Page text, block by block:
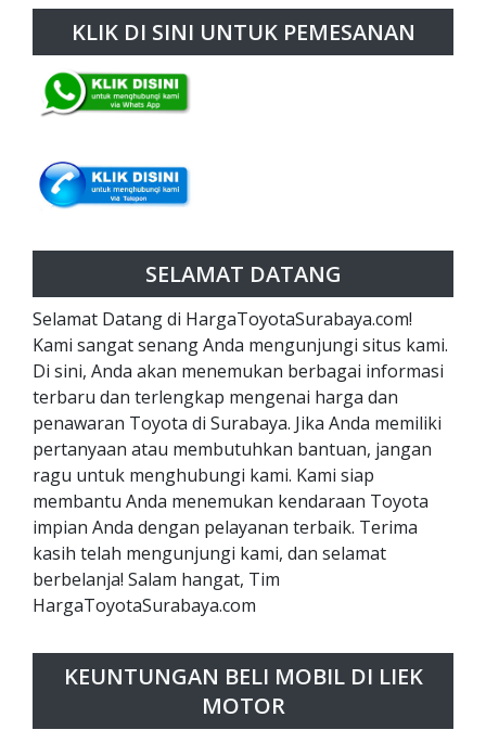
KLIK DI SINI UNTUK PEMESANAN
SELAMAT DATANG
Selamat Datang di HargaToyotaSurabaya.com!
Kami sangat senang Anda mengunjungi situs kami.
Di sini, Anda akan menemukan berbagai informasi
terbaru dan terlengkap mengenai harga dan
penawaran Toyota di Surabaya. Jika Anda memiliki
pertanyaan atau membutuhkan bantuan, jangan
ragu untuk menghubungi kami. Kami siap
membantu Anda menemukan kendaraan Toyota
impian Anda dengan pelayanan terbaik. Terima
kasih telah mengunjungi kami, dan selamat
berbelanja! Salam hangat, Tim
HargaToyotaSurabaya.com
KEUNTUNGAN BELI MOBIL DI LIEK
MOTOR